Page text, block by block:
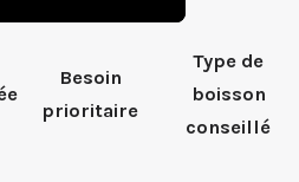
Besoin
prioritaire
Type de
boisson
conseillé